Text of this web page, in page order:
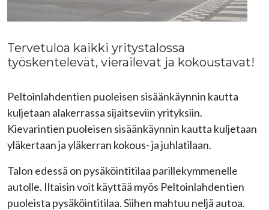
Tervetuloa kaikki yritystalossa
työskentelevät, vierailevat ja kokoustavat!
Peltoinlahdentien puoleisen sisäänkäynnin kautta
kuljetaan alakerrassa sijaitseviin yrityksiin.
Kievarintien puoleisen sisäänkäynnin kautta kuljetaan
yläkertaan ja yläkerran kokous- ja juhlatilaan.
Talon edessä on pysäköintitilaa parillekymmenelle
autolle. Iltaisin voit käyttää myös Peltoinlahdentien
puoleista pysäköintitilaa. Siihen mahtuu neljä autoa.